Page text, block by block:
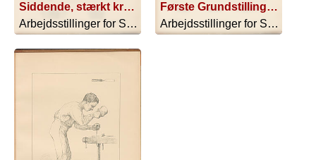
Siddende, stærkt krummet Stilling til Afpudsning Sandpapir XI B
Arbejdsstillinger for Sløjdskoler - 1896
Første Grundstilling. Normal Stilling til Sinkning Stemmejærn XIII A
Arbejdsstillinger for Sløjdskoler - 1896